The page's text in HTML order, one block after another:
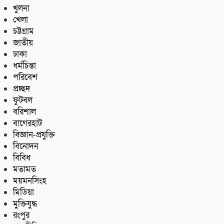
খুলনা
খেলা
চট্টগ্রাম
জাতীয়
ঢাকা
ধর্মচিন্তা
পরিবেশ
প্রচ্ছদ
ফুটবল
বরিশাল
বাগেরহাট
বিজ্ঞান-প্রযুক্তি
বিনোদন
বিবিধ
মতামত
ময়মনসিংহ
মিডিয়া
মুক্তিযুদ্ধ
রংপুর